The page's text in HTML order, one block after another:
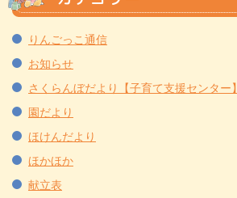
りんごっこ通信
お知らせ
さくらんぼだより【子育て支援センター】
園だより
ほけんだより
ほかほか
献立表